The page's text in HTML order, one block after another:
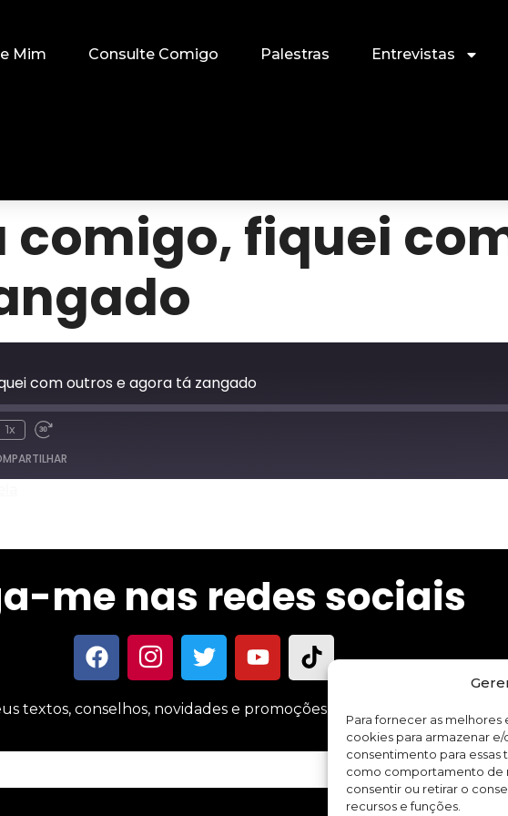
Para fornecer as
cookies para armazenar
consentimento para essas
como comportamento de
consentir ou retirar o
recursos e funções.
Mim Consulte Comigo Palestras Entrevistas
comigo, fiquei
com outros e agora tá zangado
1x
me nas redes sociais
textos, conselhos, novidades e promoções sobre meus cursos e